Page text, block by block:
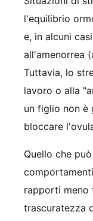
l'equilibrio
e, in alcuni
all'amenorrea
Tuttavia, lo
lavoro o alla
un figlio non è
bloccare
Quello che
rapporti meno
trascuratezza